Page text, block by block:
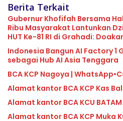
Berita Terkait
Gubernur Khofifah Bersama
Ribu Masyarakat Lantunkan
HUT Ke-81 RI di Grahadi:
Bangsa Sekaligus Ikhtiar Jaga
Persatuan
Indonesia Bangun AI Factory 1
sebagai Hub AI Asia Tenggara
BCA KCP Nagoya |